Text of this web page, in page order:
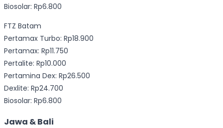
Biosolar: Rp6.800
FTZ Batam
Pertamax Turbo: Rp18.900
Pertamax: Rp11.750
Pertalite: Rp10.000
Pertamina Dex: Rp26.500
Dexlite: Rp24.700
Biosolar: Rp6.800
Jawa & Bali